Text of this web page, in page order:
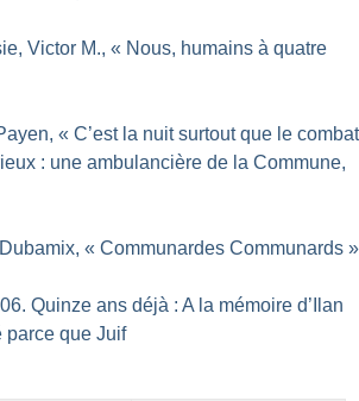
Victor M., « Nous, humains à quatre
« C’est la nuit surtout que le combat
: une ambulancière de la Commune,
« Communardes Communards »
Quinze ans déjà : A la mémoire d’Ilan
parce que Juif